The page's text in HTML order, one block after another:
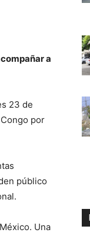
a
23 de
por
público
Una